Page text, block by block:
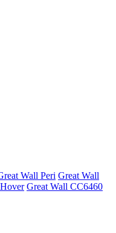
Wall Peri Great Wall
Great Wall CC6460